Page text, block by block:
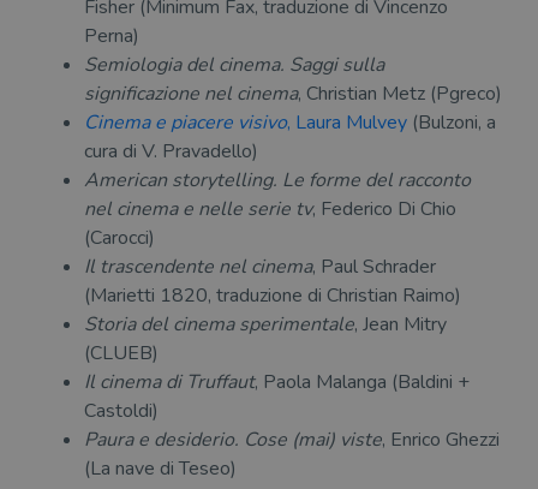
Fisher (Minimum Fax, traduzione di Vincenzo
Perna)
Semiologia del cinema. Saggi sulla
significazione nel cinema, Christian Metz (Pgreco)
Cinema e piacere visivo, Laura Mulvey (Bulzoni, a
cura di V. Pravadello)
American storytelling. Le forme del racconto
nel cinema e nelle serie tv, Federico Di Chio
(Carocci)
Il trascendente nel cinema, Paul Schrader
(Marietti 1820, traduzione di Christian Raimo)
Storia del cinema sperimentale, Jean Mitry
(CLUEB)
Il cinema di Truffaut, Paola Malanga (Baldini +
Castoldi)
Paura e desiderio. Cose (mai) viste, Enrico Ghezzi
(La nave di Teseo)